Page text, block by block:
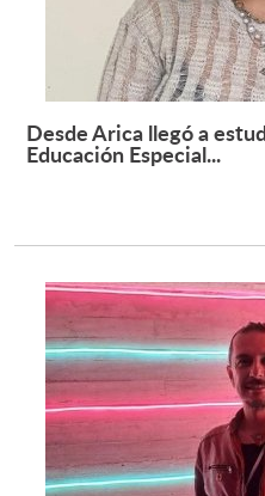
Desde Arica llegó a
Educación Especial...